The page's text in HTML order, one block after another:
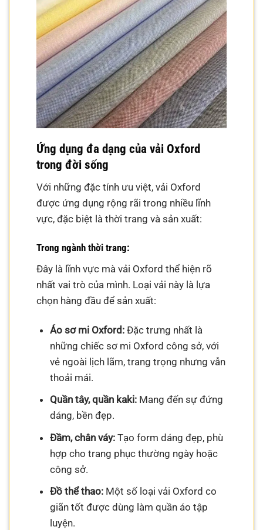
Ứng dụng đa dạng của vải Oxford
trong đời sống
Với những đặc tính ưu việt, vải Oxford
được ứng dụng rộng rãi trong nhiều lĩnh
vực, đặc biệt là thời trang và sản xuất:
Trong ngành thời trang:
Đây là lĩnh vực mà vải Oxford thể hiện rõ
nhất vai trò của mình. Loại vải này là lựa
chọn hàng đầu để sản xuất:
Áo sơ mi Oxford:Đặc trưng nhất là
những chiếc sơ mi Oxford công sở, với
vẻ ngoài lịch lãm, trang trọng nhưng vẫn
thoải mái.
Quần tây, quần kaki:Mang đến sự đứng
dáng, bền đẹp.
Đầm, chân váy:Tạo form dáng đẹp, phù
hợp cho trang phục thường ngày hoặc
công sở.
Đồ thể thao:Một số loại vải Oxford co
giãn tốt được dùng làm quần áo tập
luyện.